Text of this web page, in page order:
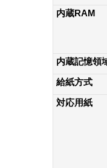
内蔵RAM
内蔵記憶領
給紙方式
対応用紙